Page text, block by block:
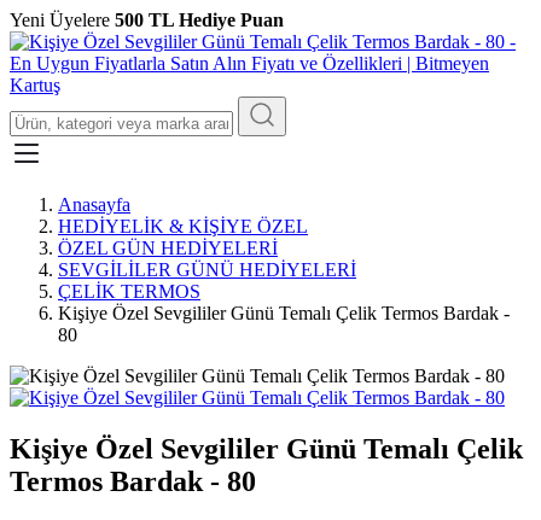
Yeni Üyelere 500 TL Hediye Puan
Anasayfa
HEDİYELİK & KİŞİYE ÖZEL
ÖZEL GÜN HEDİYELERİ
SEVGİLİLER GÜNÜ HEDİYELERİ
ÇELİK TERMOS
Kişiye Özel Sevgililer Günü Temalı Çelik Termos Bardak -
80
Kişiye Özel Sevgililer Günü Temalı Çelik
Termos Bardak - 80